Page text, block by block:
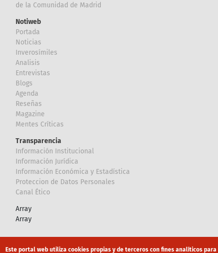
de la Comunidad de Madrid
Notiweb
Portada
Noticias
Inverosímiles
Analisis
Entrevistas
Blogs
Agenda
Reseñas
Magazine
Mentes Críticas
Transparencia
Información Institucional
Información Jurídica
Información Económica y Estadística
Proteccion de Datos Personales
Canal Ético
Array
Array
Canal Ético eduroam Mapa Web
Este portal web utiliza cookies propias y de terceros con fines analíticos para